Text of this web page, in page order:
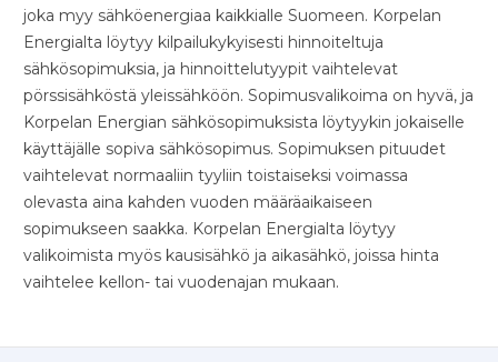
joka myy sähköenergiaa kaikkialle Suomeen. Korpelan
Energialta löytyy kilpailukykyisesti hinnoiteltuja
sähkösopimuksia, ja hinnoittelutyypit vaihtelevat
pörssisähköstä yleissähköön. Sopimusvalikoima on hyvä, ja
Korpelan Energian sähkösopimuksista löytyykin jokaiselle
käyttäjälle sopiva sähkösopimus. Sopimuksen pituudet
vaihtelevat normaaliin tyyliin toistaiseksi voimassa
olevasta aina kahden vuoden määräaikaiseen
sopimukseen saakka. Korpelan Energialta löytyy
valikoimista myös kausisähkö ja aikasähkö, joissa hinta
vaihtelee kellon- tai vuodenajan mukaan.